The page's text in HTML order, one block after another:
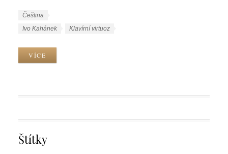
W
k
e
i
y
Čeština
W
k
g
Ivo Kahánek Klavírní virtuoz
VÍCE
Štítky